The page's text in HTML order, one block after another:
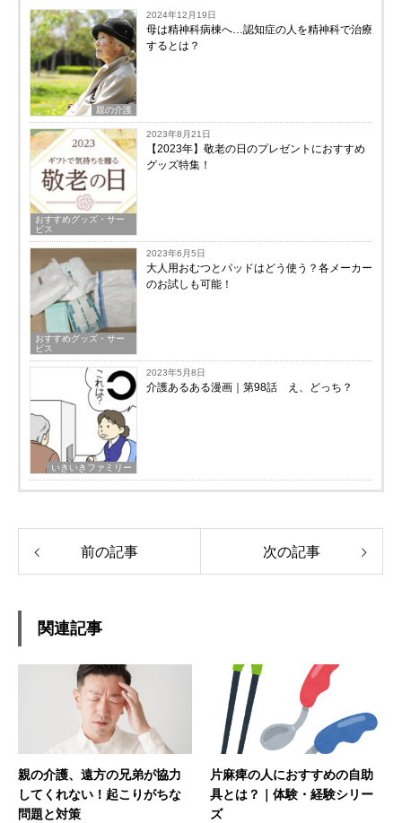
親の介護
2024年12月19日
母は精神科病棟へ…認知症の人を精神科で治療
するとは？
おすすめグッズ・サー
ビス
2023年8月21日
【2023年】敬老の日のプレゼントにおすすめ
グッズ特集！
おすすめグッズ・サー
ビス
2023年6月5日
大人用おむつとパッドはどう使う？各メーカー
のお試しも可能！
いきいきファミリー
2023年5月8日
介護あるある漫画｜第98話 え、どっち？
前の記事 次の記事
関連記事
親の介護、遠方の兄弟が協力
してくれない！起こりがちな
問題と対策
片麻痺の人におすすめの自助
具とは？｜体験・経験シリー
ズ